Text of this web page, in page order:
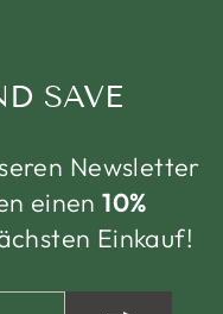
SAVE
Newsletter
einen10%
Einkauf!